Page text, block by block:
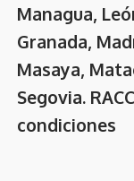
Managua,
Granada,
Masaya,
Segovia.
condiciones